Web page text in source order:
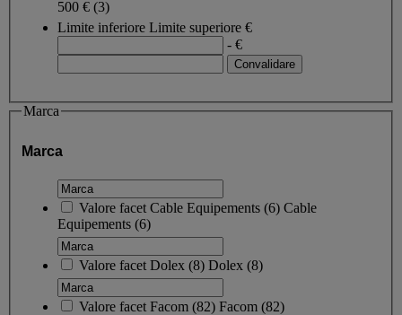
500 € (3)
Limite inferiore Limite superiore €
- €
Marca
Marca
Valore facet Cable Equipements (6) Cable
Equipements (6)
Valore facet Dolex (8) Dolex (8)
Valore facet Facom (82) Facom (82)